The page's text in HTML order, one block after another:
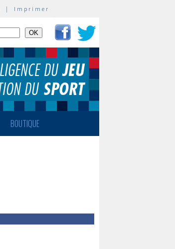
| Imprimer
BOUTIQUE